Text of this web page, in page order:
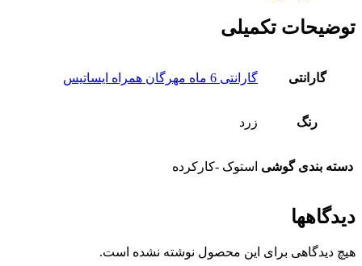
512
گیگابایت-
توضیحات تکمیلی
گارانتی گارانتی 6 ماه مهرگان همراه ایساتیس
رنگ زرد
دسته بندی گوشی استوک -کارکرده
دیدگاهها
هیچ دیدگاهی برای این محصول نوشته نشده است.